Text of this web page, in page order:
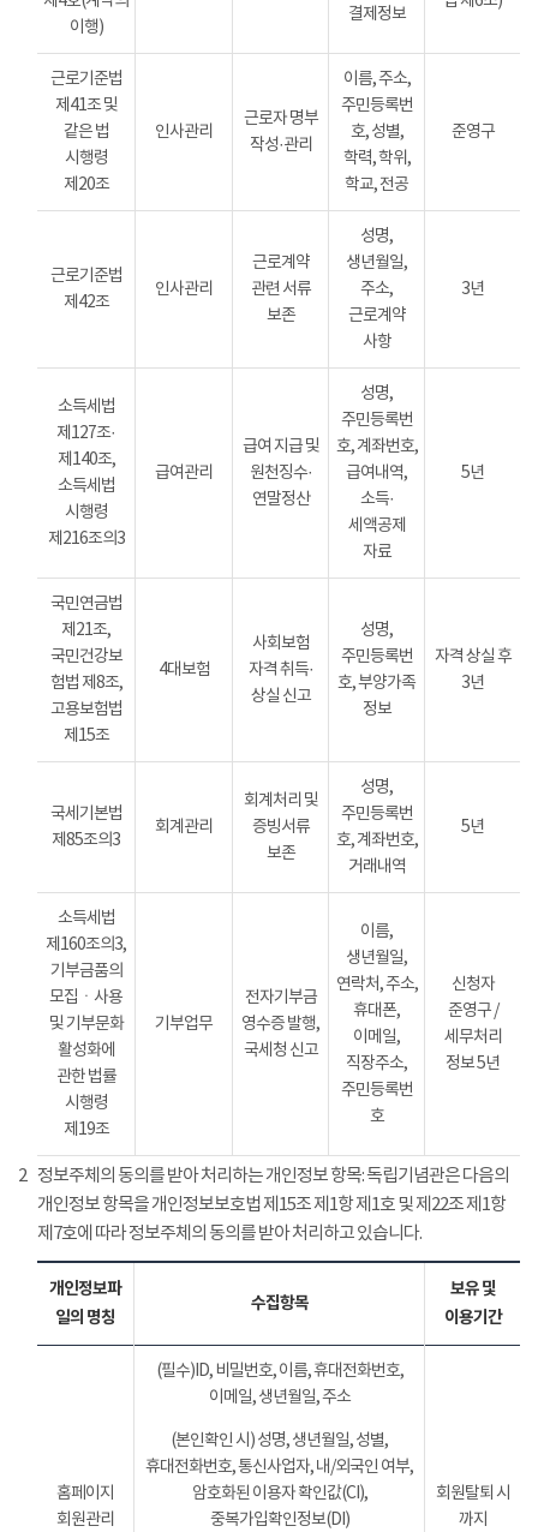
이행)
결제정보
근로기준법
제41조 및
같은 법
시행령
제20조
인사관리
근로자 명부
작성·관리
이름, 주소,
주민등록번
호, 성별,
학력, 학위,
학교, 전공
준영구
근로기준법
제42조
인사관리
근로계약
관련 서류
보존
성명,
생년월일,
주소,
근로계약
사항
3년
소득세법
제127조·
제140조,
소득세법
시행령
제216조의3
급여관리
급여 지급 및
원천징수·
연말정산
성명,
주민등록번
호, 계좌번호,
급여내역,
소득·
세액공제
자료
5년
국민연금법
제21조,
국민건강보
험법 제8조,
고용보험법
제15조
4대보험
사회보험
자격 취득·
상실 신고
성명,
주민등록번
호, 부양가족
정보
자격 상실 후
3년
국세기본법
제85조의3
회계관리
회계처리 및
증빙서류
보존
성명,
주민등록번
호, 계좌번호,
거래내역
5년
소득세법
제160조의3,
기부금품의
모집ㆍ사용
및 기부문화
활성화에
관한 법률
시행령
제19조
기부업무
전자기부금
영수증 발행,
국세청 신고
이름,
생년월일,
연락처, 주소,
휴대폰,
이메일,
직장주소,
주민등록번
호
신청자
준영구 /
세무처리
정보 5년
2 정보주체의 동의를 받아 처리하는 개인정보 항목: 독립기념관은 다음의
개인정보 항목을 개인정보보호법 제15조 제1항 제1호 및 제22조 제1항
제7호에 따라 정보주체의 동의를 받아 처리하고 있습니다.
개인정보파
일의 명칭
수집항목
보유 및
이용기간
홈페이지
회원관리
(필수)ID, 비밀번호, 이름, 휴대전화번호,
이메일, 생년월일, 주소
(본인확인 시) 성명, 생년월일, 성별,
휴대전화번호, 통신사업자, 내/외국인 여부,
암호화된 이용자 확인값(CI),
중복가입확인정보(DI)
회원탈퇴 시
까지